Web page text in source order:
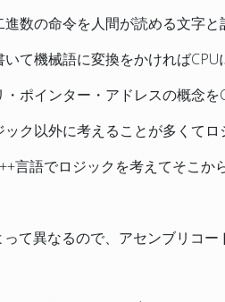
数の命令を人間が読める文字と
て機械語に変換をかければCPU
・ポインター・アドレスの概念
ク以外に考えることが多くて
言語でロジックを考えてそこか
て異なるので、アセンブリコー